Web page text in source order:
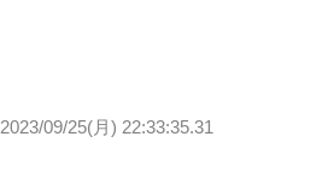
2023/09/25(月) 22:33:35.31